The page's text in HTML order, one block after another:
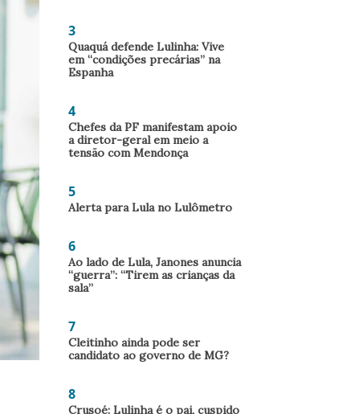
3
Quaquá defende Lulinha: Vive
em “condições precárias” na
Espanha
4
Chefes da PF manifestam apoio
a diretor-geral em meio a
tensão com Mendonça
5
Alerta para Lula no Lulômetro
6
Ao lado de Lula, Janones anuncia
“guerra”: “Tirem as crianças da
sala”
7
Cleitinho ainda pode ser
candidato ao governo de MG?
8
Crusoé: Lulinha é o pai, cuspido